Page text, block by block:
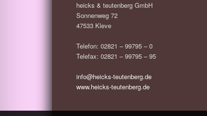
heicks & teutenberg GmbH
Sonnenweg 72
47533 Kleve
Telefon: 02821 – 99795 – 0
Telefax: 02821 – 99795 – 95
info@heicks-teutenberg.de
www.heicks-teutenberg.de